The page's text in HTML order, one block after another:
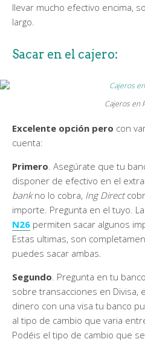
llevar mucho efectivo encima,
largo.
Sacar en el cajero:
Cajeros en
Excelente opción pero con
cuenta:
Primero. Asegúrate que tu
disponer de efectivo en el
bankno lo cobra, Ing Direct
importe. Pregunta en el tuyo.
N26 permiten sacar algunos
Estas ultimas, son
puedes sacar ambas.
Segundo. Pregunta en tu
sobre transacciones en Divisa,
dinero con una visa tu banco
al tipo de cambio que varia
Podéis el tipo de cambio que